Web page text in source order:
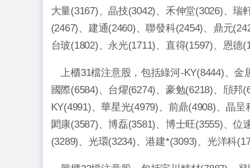
大量(3167)、晶技(3042)、禾伸堂(3026)、瑞
(2467)、建通(2460)、聯發科(2454)、鼎元
台玻(1802)、永光(1711)、直得(1597)、恩德
上櫃31檔注意股，包括綠河-KY(8444)、金
國際(6584)、台燿(6274)、豪勉(6218)、頎邦
KY(4991)、華星光(4979)、前鼎(4908)、晶
閎康(3587)、博磊(3581)、博士旺(3555)、
(3289)、光環(3234)、港建*(3093)、光洋科